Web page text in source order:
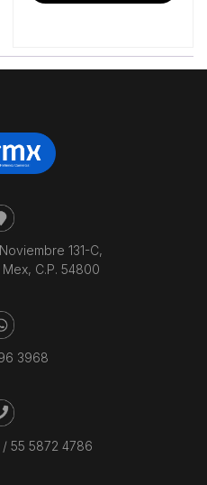
131-C,
C.P. 54800
3968
/ 55 5872 4786